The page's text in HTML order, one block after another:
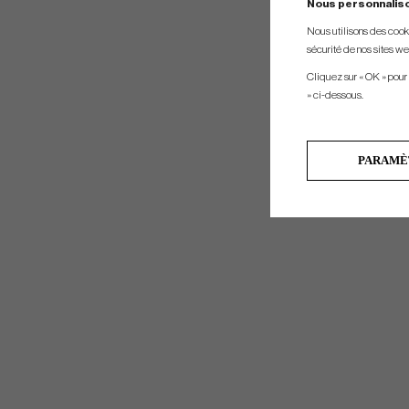
Nous
Nous utilisons des
sécurité de nos sites
Cliquez sur « OK »
» ci-dessous.